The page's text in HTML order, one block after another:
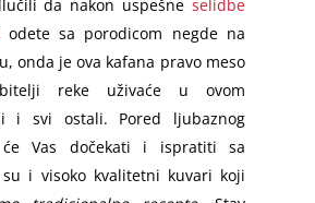
da nakon uspešne selidbe
odete sa porodicom negde na
onda je ova kafana pravo meso
reke uživaće u ovom
i svi ostali. Pored ljubaznog
Vas dočekati i ispratiti sa
i visoko kvalitetni kuvari koji